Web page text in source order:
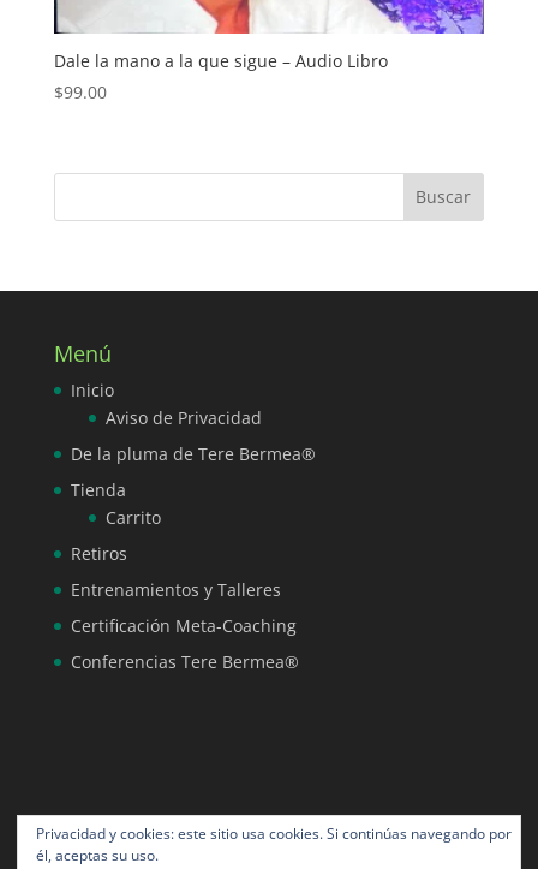
Dale la mano a la que sigue – Audio Libro
$99.00
Menú
Inicio
Aviso de Privacidad
De la pluma de Tere Bermea®
Tienda
Carrito
Retiros
Entrenamientos y Talleres
Certificación Meta-Coaching
Conferencias Tere Bermea®
Privacidad y cookies: este sitio usa cookies. Si continúas navegando por
él, aceptas su uso.